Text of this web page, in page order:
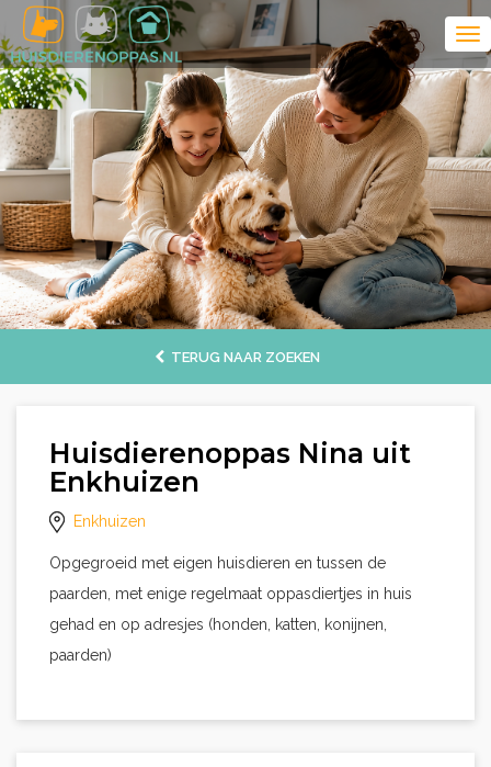
TERUG NAAR ZOEKEN
Huisdierenoppas Nina uit
Enkhuizen
Enkhuizen
Opgegroeid met eigen huisdieren en tussen de
paarden, met enige regelmaat oppasdiertjes in huis
gehad en op adresjes (honden, katten, konijnen,
paarden)